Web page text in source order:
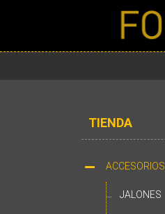
TIENDA
ACCESORIOS
JALONES